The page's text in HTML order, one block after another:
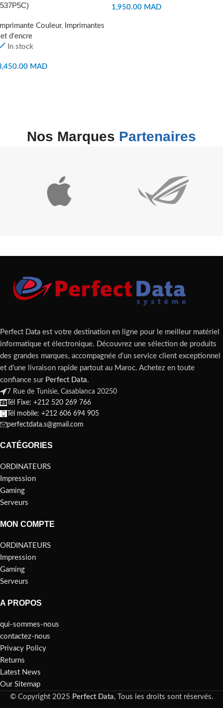
Couleur, Imprimantes
d'encre
In stock
MAD
1,950.00 MAD
Nos Marques Partenaires
Perfect Data est votre destination en ligne pour le meilleur matériel
informatique et électronique. Découvrez une sélection de produits
des grandes marques, accompagnée d’un service client exceptionnel
et d’une livraison rapide partout au Maroc. Achetez en toute
confiance sur Perfect Data.
7 Rue de Tunisie, Casablanca 20250
Tél Fixe: +212 520 269 766
Tél mobile: +212 606 694 905
perfectdata.s@gmail.com
CATÉGORIES
ORDINATEURS
Impression
Gaming
Serveurs
MON COMPTE
ORDINATEURS
Impression
Gaming
Serveurs
A PROPOS
qui-sommes-nous
contactez-nous
Privacy Policy
Returns
Latest News
Our Sitemap
© Copyright 2025 Perfect Data, Tous les droits sont réservés.